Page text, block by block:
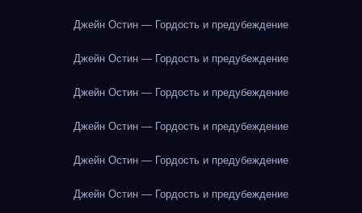
Джейн Остин — Гордость и предубеждение
Джейн Остин — Гордость и предубеждение
Джейн Остин — Гордость и предубеждение
Джейн Остин — Гордость и предубеждение
Джейн Остин — Гордость и предубеждение
Джейн Остин — Гордость и предубеждение